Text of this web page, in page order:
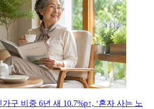
가구 비중 6년 새 10.7%p↑, ‘혼자 사는 노